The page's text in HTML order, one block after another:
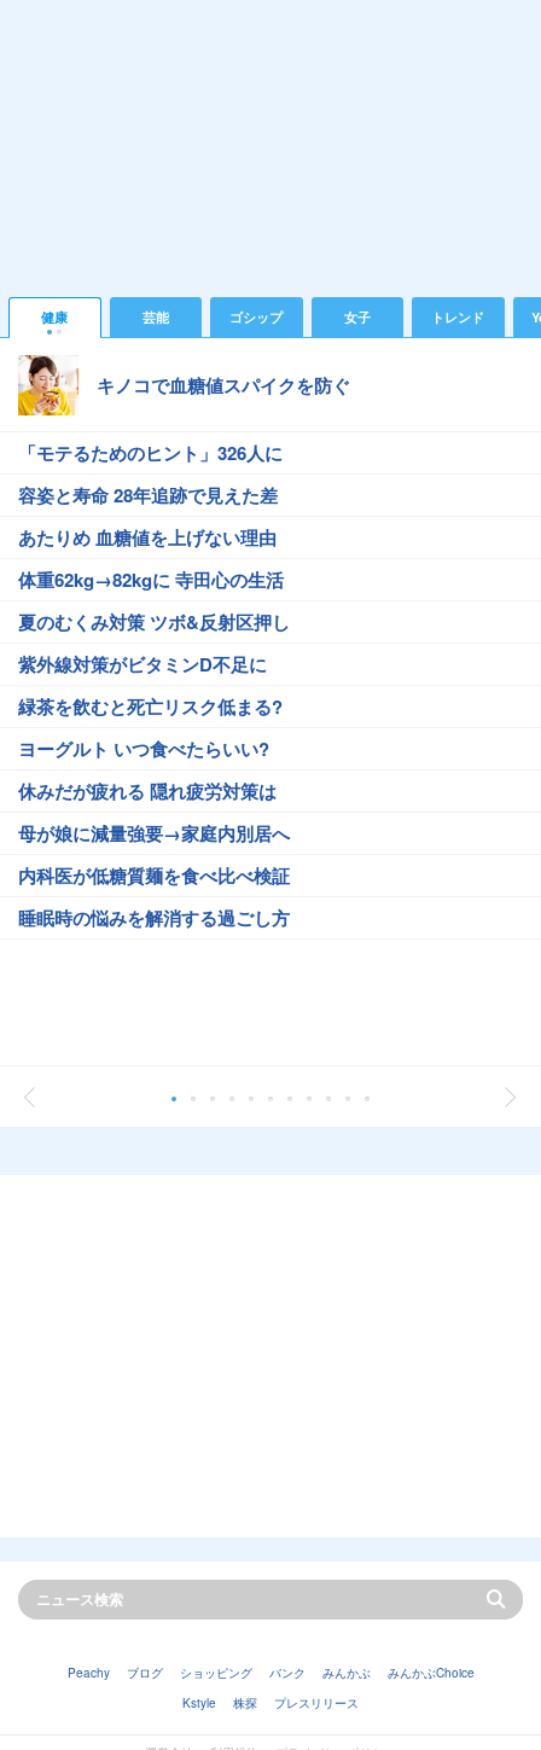
健康 芸能 ゴシップ 女子 トレンド
キノコで血糖値スパイクを防ぐ
「モテるためのヒント」326人に
容姿と寿命 28年追跡で見えた差
あたりめ 血糖値を上げない理由
体重62kg→82kgに 寺田心の生活
夏のむくみ対策 ツボ&反射区押し
紫外線対策がビタミンD不足に
緑茶を飲むと死亡リスク低まる?
ヨーグルト いつ食べたらいい?
休みだが疲れる 隠れ疲労対策は
母が娘に減量強要→家庭内別居へ
内科医が低糖質麺を食べ比べ検証
睡眠時の悩みを解消する過ごし方
Peachy ブログ ショッピング バンク みんかぶ
みんかぶChoice
Kstyle
株探 プレスリリース